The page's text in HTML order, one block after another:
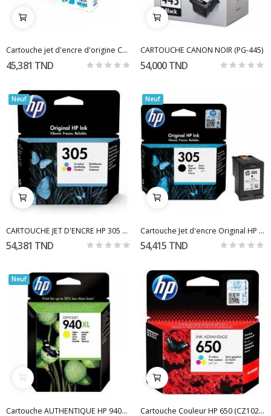
Cartouche jet d'encre d'origine Canon 426 Cyan
45,381 TND
CARTOUCHE CANON NOIR (PG-445)
54,000 TND
Neuf
CARTOUCHE JET D'ENCRE HP 305 COULEURS
54,381 TND
Neuf
Cartouche Jet d'encre Original HP 305 - Noir
54,415 TND
Neuf
Cartouche AUTHENTIQUE HP 940XL / Yellow Cartouche Couleur HP 650 (CZ102AE)